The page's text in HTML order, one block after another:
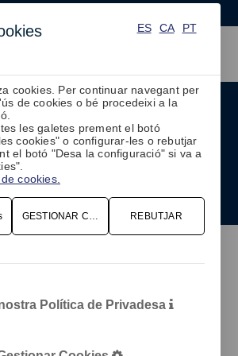
Optimitzada per a la
temps real
DEMO
ES CA PT
cookies. Per continuar navegant per
de cookies o bé procedeixi a la
les galetes prement el botó
cookies" o configurar-les o rebutjar
el botó "Desa la configuració" si va a
cookies.
GESTIONAR COOKIES REBUTJAR
Política de Privadesa